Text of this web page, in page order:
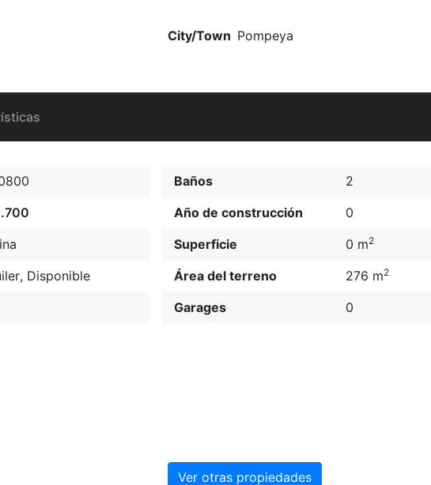
City/Town Pompeya
, Disponible
Baños
2
Año de construcción
0
Superficie
0 m2
Área del terreno 276 m2
Garages 0
Ver otras propiedades